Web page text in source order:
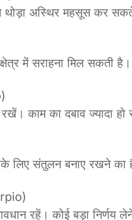
अस्थिर महसूस कर सकते
में सराहना मिल सकती है।
रखें। काम का दबाव ज्यादा
संतुलन बनाए रखने का
रहें। कोई बड़ा निर्णय